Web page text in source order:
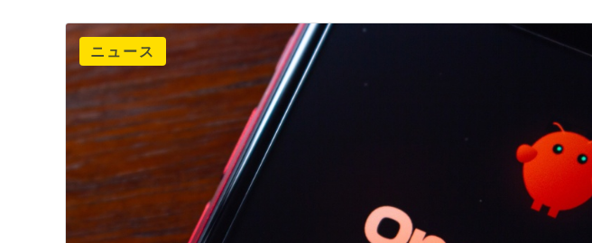
ニュース